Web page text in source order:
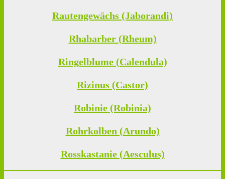
Rautengewächs (Jaborandi)
Rhabarber (Rheum)
Ringelblume (Calendula)
Rizinus (Castor)
Robinie (Robinia)
Rohrkolben (Arundo)
Rosskastanie (Aesculus)